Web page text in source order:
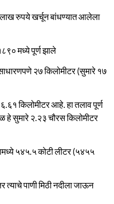
रुपये खर्चून बांधण्यात आलेला
मध्ये पूर्ण झाले
२७ किलोमीटर (सुमारे १७
किलोमीटर आहे. हा तलाव पूर्ण
हे सुमारे २.२३ चौरस किलोमीटर
५४५.५ कोटी लीटर (५४५५
त्याचे पाणी मिठी नदीला जाऊन